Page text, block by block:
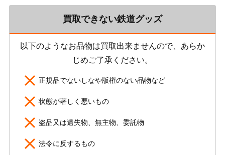
買取できない鉄道グッズ
以下のようなお品物は買取出来ませんので、あらか
じめご了承ください。
正規品でないしなや版権のない品物など
状態が著しく悪いもの
盗品又は遺失物、無主物、委託物
法令に反するもの